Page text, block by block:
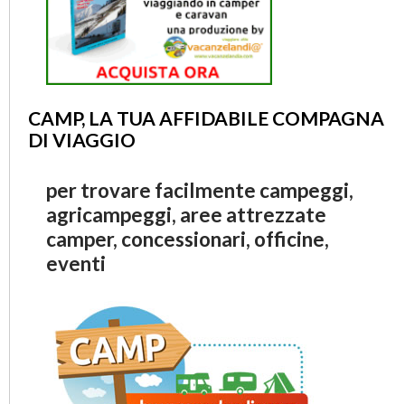
CAMP, LA TUA AFFIDABILE COMPAGNA
DI VIAGGIO
per trovare facilmente campeggi,
agricampeggi, aree attrezzate
camper, concessionari, officine,
eventi